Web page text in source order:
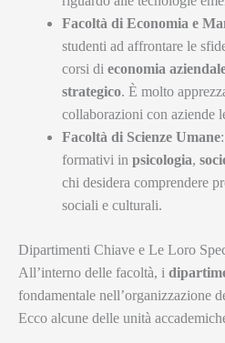
Facoltà di Economia e
studenti ad affrontare le
corsi di economia
strategico. È molto
collaborazioni con aziende
Facoltà di Scienze Umane
formativi in psicologia,
chi desidera comprendere
sociali e culturali.
Dipartimenti Chiave e Le Loro
All’interno delle facoltà, i
fondamentale nell’organizzazione
Ecco alcune delle unità